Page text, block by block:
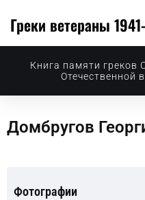
Греки ветераны
Книга памяти греков
Отечественной
Домбругов
Фотографии